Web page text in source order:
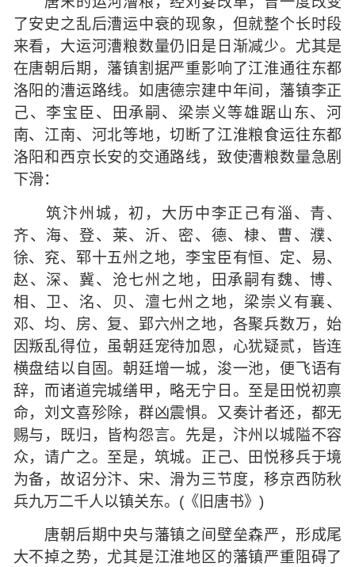
了安史之乱后漕运中衰的现象，但就整个长时段
来看，大运河漕粮数量仍旧是日渐减少。尤其是
在唐朝后期，藩镇割据严重影响了江淮通往东都
洛阳的漕运路线。如唐德宗建中年间，藩镇李正
己、李宝臣、田承嗣、梁崇义等雄踞山东、河
南、江南、河北等地，切断了江淮粮食运往东都
洛阳和西京长安的交通路线，致使漕粮数量急剧
下滑：
筑汴州城，初，大历中李正己有淄、青、
齐、海、登、莱、沂、密、德、棣、曹、濮、
徐、兖、郓十五州之地，李宝臣有恒、定、易、
赵、深、冀、沧七州之地，田承嗣有魏、博、
相、卫、洺、贝、澶七州之地，梁崇义有襄、
邓、均、房、复、郢六州之地，各聚兵数万，始
因叛乱得位，虽朝廷宠待加恩，心犹疑贰，皆连
横盘结以自固。朝廷增一城，浚一池，便飞语有
辞，而诸道完城缮甲，略无宁日。至是田悦初禀
命，刘文喜殄除，群凶震惧。又奏计者还，都无
赐与，既归，皆构怨言。先是，汴州以城隘不容
众，请广之。至是，筑城。正己、田悦移兵于境
为备，故诏分汴、宋、滑为三节度，移京西防秋
兵九万二千人以镇关东。(《旧唐书》)
唐朝后期中央与藩镇之间壁垒森严，形成尾
大不掉之势，尤其是江淮地区的藩镇严重阻碍了